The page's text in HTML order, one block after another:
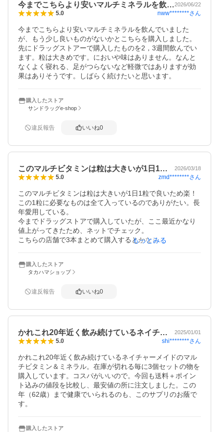
今までこちらより安いマルチミネラルを飲…2026/06/22
5.0 nww********さん
今までこちらより安いマルチミネラルを飲んでいました
が、もう少し良いものがないかとこちらを購入しました。
先にドラッグストアーで購入したものを2，3週間飲んでい
ます。粒は大きめです。においや味はありません。なんと
なくよく寝れる、足がつらないなど軽微ではありますが効
果はありそうです。しばらく続けたいと思います。
購入したストア
サンドラッグe-shop
違反報告 いいね0
このマルチビタミンは粒は大きいが1日1… 2026/03/18
5.0 zmd********さん
このマルチビタミンは粒は大きいが1日1粒で良いため楽！
この1粒に必要なものは全て入っているのでありがたい。長
年愛用している。
今までドラッグストアで購入していたが、ここ最近かなり
値上がってきたため、ネットでチェック。
こちらの店舗で3本まとめて購入するとかなりお得に手に入
もっとみる
購入したストア
タカハマショップ
違反報告 いいね0
かれこれ20年近く飲み続けているネイチ… 2025/01/01
5.0 shi********さん
かれこれ20年近く飲み続けているネイチャーメイドのマル
チビタミン＆ミネラル。在庫が切れる毎に3個セットの物を
購入しています。コスパがいいので。今回も送料＋ポイン
ト込みの値段を比較し、最安値の所に注文しました。この
年（62歳）まで健康でいられるのも、このサプリのお蔭で
す。
購入したストア